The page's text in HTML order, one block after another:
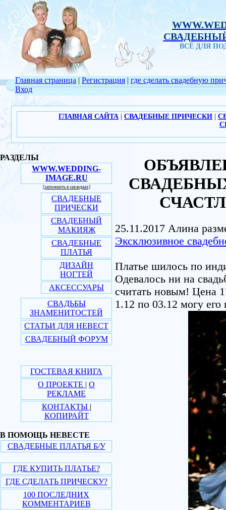
ВСЁ ДЛЯ
Главная страница | Регистрация |
Вход
где сделать свадебную
ГЛАВНАЯ САЙТА СВАДЕБНЫЕ ПРИЧЕСКИ
РАЗДЕЛЫ
WWW.WEDDING-
IMAGE.RU
[запомнить в закладках]
СВАДЕБНЫЕ
ПРИЧЕСКИ
СВАДЕБНЫЙ
МАКИЯЖ
СВАДЕБНЫЕ
ПЛАТЬЯ
ДИЗАЙН
НОГТЕЙ
АКСЕССУАРЫ
СВАДЬБЫ
ЗНАМЕНИТОСТЕЙ
СТАТЬИ ДЛЯ НЕВЕСТ
СВАДЕБНЫЙ ФОРУМ
ГОСТЕВАЯ КНИГА
О ПРОЕКТЕ | О
РЕКЛАМЕ
КОНТАКТЫ |
КОПИРАЙТ
В ПОМОЩЬ НЕВЕСТЕ
СВАДЕБНЫЕ ПЛАТЬЯ Б/У
ГДЕ КУПИТЬ ПЛАТЬЕ?
ГДЕ СДЕЛАТЬ ПРИЧЕСКУ?
100 ПОСЛЕДНИХ
КОММЕНТАРИЕВ
25.11.2017 Алина
Эксклюзивное
Платье шилось по
Одевалось ни на
считать новым! Цена
1.12 по 03.12 могу